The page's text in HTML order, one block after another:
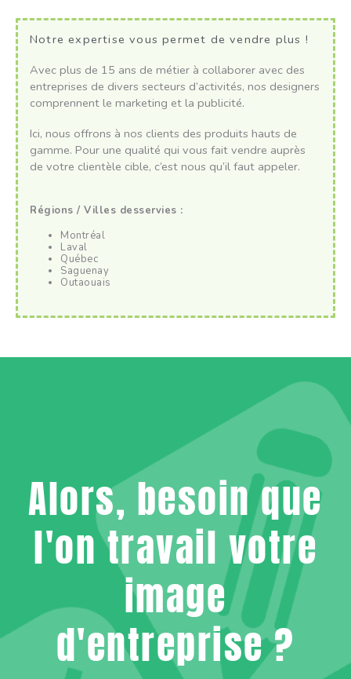
Notre expertise vous permet de vendre plus !
Avec plus de 15 ans de métier à collaborer avec des
entreprises de divers secteurs d’activités, nos designers
comprennent le marketing et la publicité.
Ici, nous offrons à nos clients des produits hauts de
gamme. Pour une qualité qui vous fait vendre auprès
de votre clientèle cible, c’est nous qu’il faut appeler.
Régions / Villes desservies :
Montréal
Laval
Québec
Saguenay
Outaouais
Alors, besoin que
l'on travail votre
image
d'entreprise ?